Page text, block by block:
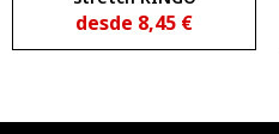
desde 8,45 €